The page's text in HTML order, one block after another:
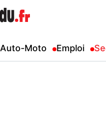
Auto-Moto Emploi